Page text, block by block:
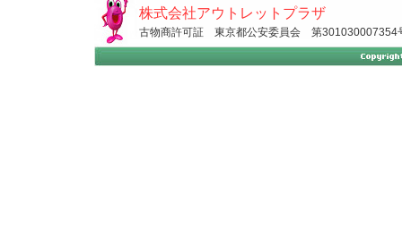
株式会社アウトレットプラザ
古物商許可証 東京都公安委員会 第301030007354